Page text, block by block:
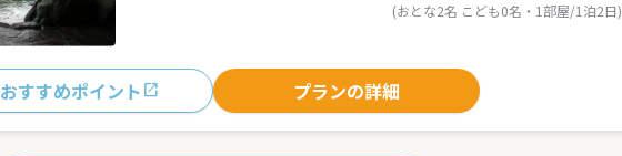
(おとな2名 こども0名・1部屋/1泊2日)
おすすめポイント プランの詳細